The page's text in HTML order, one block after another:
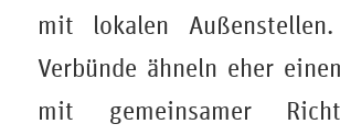
mit lokalen Außenstellen.
Verbünde ähneln eher
mit gemeinsamer